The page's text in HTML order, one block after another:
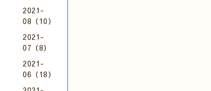
2021-
08（10）
2021-
07（8）
2021-
06（18）